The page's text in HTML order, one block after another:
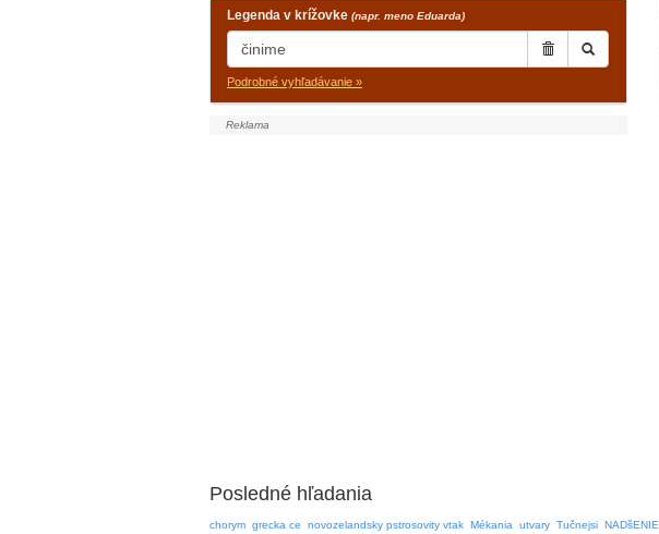
Legenda v krížovke (napr. meno Eduarda)
Podrobné vyhľadávanie »
Posledné hľadania
chorym grecka ce novozelandsky pstrosovity vtak Mékania utvary Tučnejsi NADšENIE